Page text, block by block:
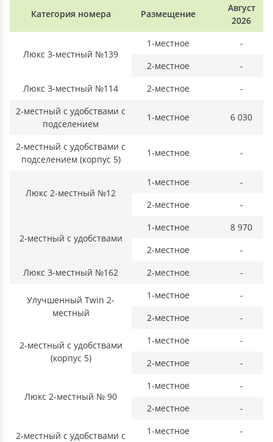
Категория номера Размещение
Август
2026
Люкс 3-местный №139
1-местное
-
2-местное
-
Люкс 3-местный №114
2-местное
-
2-местный с удобствами с
подселением
1-местное 6 030
2-местный с удобствами с
подселением (корпус 5)
1-местное -
Люкс 2-местный №12
1-местное
-
2-местное
-
2-местный с удобствами
1-местное
8 970
2-местное
-
Люкс 3-местный №162
2-местное -
Улучшенный Twin 2-
местный
1-местное
-
2-местное
-
2-местный с удобствами
(корпус 5)
1-местное
-
2-местное
-
Люкс 2-местный № 90
1-местное
-
2-местное
-
2-местный с удобствами с
1-местное
-